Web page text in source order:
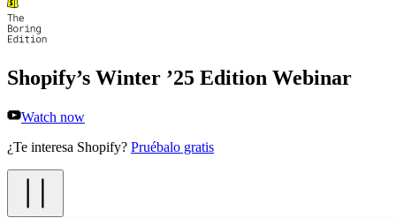
Shopify’s Winter ’25 Edition Webinar
Watch now
¿Te interesa Shopify? Pruébalo gratis